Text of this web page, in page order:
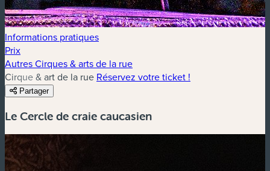
Informations pratiques
Prix
Autres Cirques & arts de la rue
Cirque & art de la rue Réservez votre ticket !
Partager
Le Cercle de craie caucasien